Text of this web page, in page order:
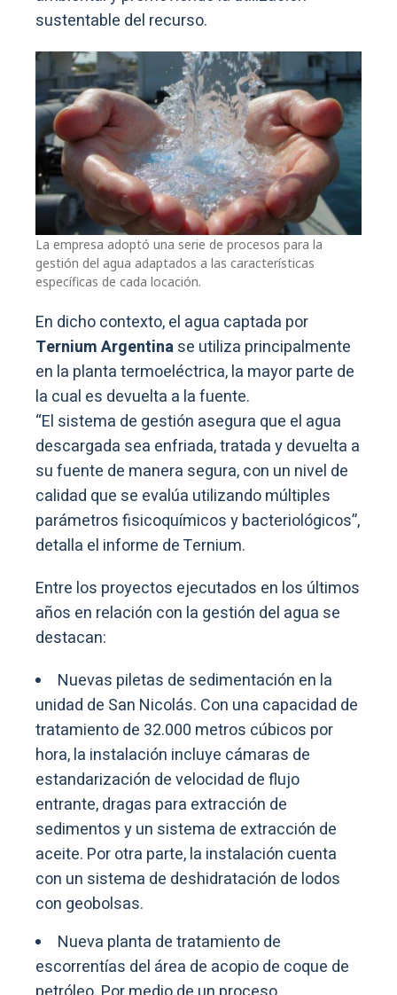
sustentable del recurso.
La empresa adoptó una serie de procesos para la
gestión del agua adaptados a las características
específicas de cada locación.
En dicho contexto, el agua captada por
Ternium Argentinase utiliza principalmente
en la planta termoeléctrica, la mayor parte de
la cual es devuelta a la fuente.
“El sistema de gestión asegura que el agua
descargada sea enfriada, tratada y devuelta a
su fuente de manera segura, con un nivel de
calidad que se evalúa utilizando múltiples
parámetros fisicoquímicos y bacteriológicos”,
detalla el informe de Ternium.
Entre los proyectos ejecutados en los últimos
años en relación con la gestión del agua se
destacan:
Nuevas piletas de sedimentación en la
unidad de San Nicolás. Con una capacidad de
tratamiento de 32.000 metros cúbicos por
hora, la instalación incluye cámaras de
estandarización de velocidad de flujo
entrante, dragas para extracción de
sedimentos y un sistema de extracción de
aceite. Por otra parte, la instalación cuenta
con un sistema de deshidratación de lodos
con geobolsas.
Nueva planta de tratamiento de
escorrentías del área de acopio de coque de